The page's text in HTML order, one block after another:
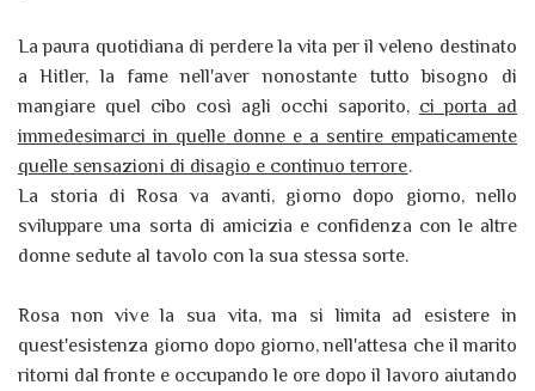
La paura quotidiana di perdere la vita per il veleno destinato
a Hitler, la fame nell'aver nonostante tutto bisogno di
mangiare quel cibo così agli occhi saporito, ci porta ad
immedesimarci in quelle donne e a sentire empaticamente
quelle sensazioni di disagio e continuo terrore.
La storia di Rosa va avanti, giorno dopo giorno, nello
sviluppare una sorta di amicizia e confidenza con le altre
donne sedute al tavolo con la sua stessa sorte.
Rosa non vive la sua vita, ma si limita ad esistere in
quest'esistenza giorno dopo giorno, nell'attesa che il marito
ritorni dal fronte e occupando le ore dopo il lavoro aiutando